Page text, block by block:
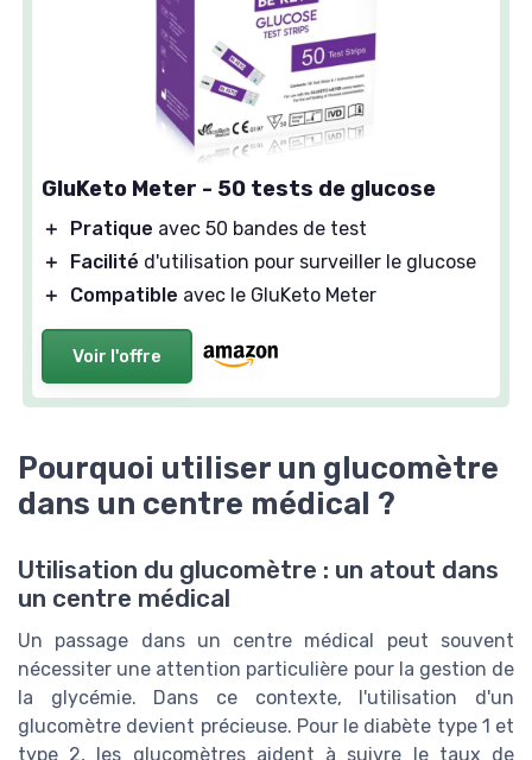
GluKeto Meter - 50 tests de glucose
＋ Pratique avec 50 bandes de test
＋
Facilité d'utilisation pour surveiller le glucose
＋
Compatible avec le GluKeto Meter
Voir l'offre
Pourquoi utiliser un glucomètre
dans un centre médical ?
Utilisation du glucomètre : un atout dans
un centre médical
Un passage dans un centre médical peut souvent
nécessiter une attention particulière pour la gestion de
la glycémie. Dans ce contexte, l'utilisation d'un
glucomètre devient précieuse. Pour le diabète type 1 et
type 2, les glucomètres aident à suivre le taux de